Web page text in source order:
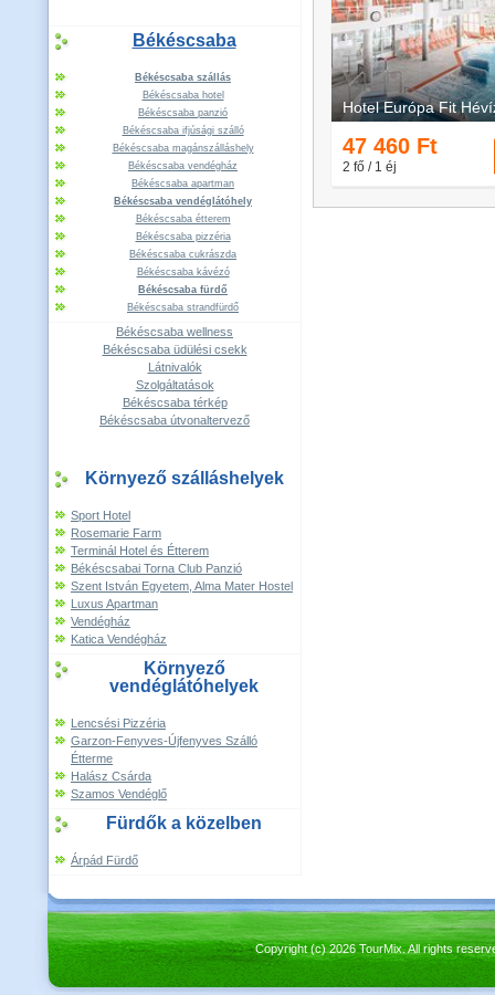
Békéscsaba
Békéscsaba szállás
Békéscsaba hotel
Békéscsaba panzió
Békéscsaba ifjúsági szálló
Békéscsaba magánszálláshely
Békéscsaba vendégház
Békéscsaba apartman
Békéscsaba vendéglátóhely
Békéscsaba étterem
Békéscsaba pizzéria
Békéscsaba cukrászda
Békéscsaba kávézó
Békéscsaba fürdő
Békéscsaba strandfürdő
Békéscsaba wellness
Békéscsaba üdülési csekk
Látnivalók
Szolgáltatások
Békéscsaba térkép
Békéscsaba útvonaltervező
Környező szálláshelyek
Sport Hotel
Rosemarie Farm
Terminál Hotel és Étterem
Békéscsabai Torna Club Panzió
Szent István Egyetem, Alma Mater Hostel
Luxus Apartman
Vendégház
Katica Vendégház
Környező
vendéglátóhelyek
Lencsési Pizzéria
Garzon-Fenyves-Újfenyves Szálló
Étterme
Halász Csárda
Szamos Vendéglő
Fürdők a közelben
Árpád Fürdő
Copyright (c) 2026 TourMix. All rights